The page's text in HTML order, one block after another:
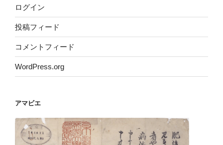
ログイン
投稿フィード
コメントフィード
WordPress.org
アマビエ